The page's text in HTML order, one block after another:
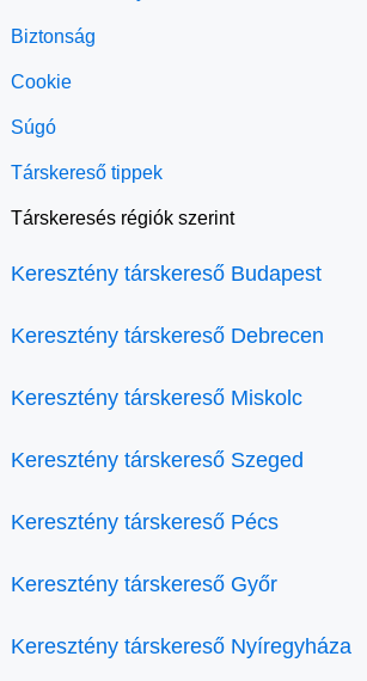
Biztonság
Cookie
Súgó
Társkereső tippek
Társkeresés régiók szerint
Keresztény társkereső Budapest
Keresztény társkereső Debrecen
Keresztény társkereső Miskolc
Keresztény társkereső Szeged
Keresztény társkereső Pécs
Keresztény társkereső Győr
Keresztény társkereső Nyíregyháza